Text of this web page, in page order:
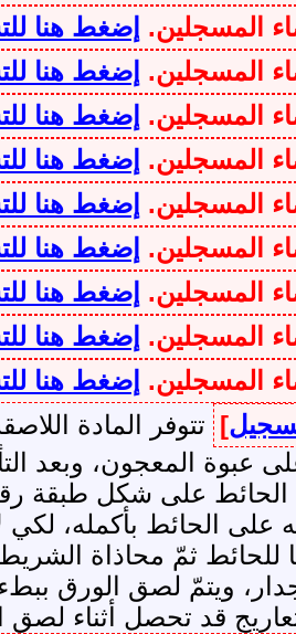
المسجلين. إضغط هنا
المسجلين. إضغط هنا
المسجلين. إضغط هنا
المسجلين. إضغط هنا
المسجلين. إضغط هنا
المسجلين. إضغط هنا
المسجلين. إضغط هنا
المسجلين. إضغط هنا
المسجلين. إضغط هنا
] تتوفر المادة
عبوة المعجون، وبعد
على شكل طبقة
على الحائط بأكمله،
للحائط ثمّ محاذاة
الجدار، ويتمّ لصق الورق
قد تحصل أثناء لصق